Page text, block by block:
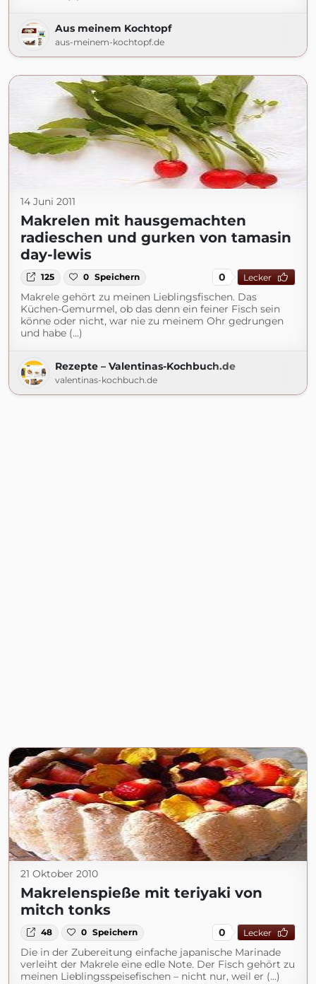
Aus meinem Kochtopf
aus-meinem-kochtopf.de
14 Juni 2011
Makrelen mit hausgemachten
radieschen und gurken von tamasin
day-lewis
125 0 Speichern 0 Lecker
Makrele gehört zu meinen Lieblingsfischen. Das
Küchen-Gemurmel, ob das denn ein feiner Fisch sein
könne oder nicht, war nie zu meinem Ohr gedrungen
und habe (...)
Rezepte – Valentinas-Kochbuch.de
valentinas-kochbuch.de
21 Oktober 2010
Makrelenspieße mit teriyaki von
mitch tonks
48 0 Speichern 0 Lecker
Die in der Zubereitung einfache japanische Marinade
verleiht der Makrele eine edle Note. Der Fisch gehört zu
meinen Lieblingsspeisefischen – nicht nur, weil er (...)